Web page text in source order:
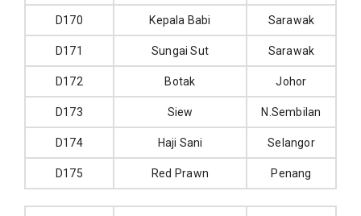
D170 Kepala Babi Sarawak
D171 Sungai Sut Sarawak
D172 Botak Johor
D173 Siew N.Sembilan
D174 Haji Sani Selangor
D175 Red Prawn Penang